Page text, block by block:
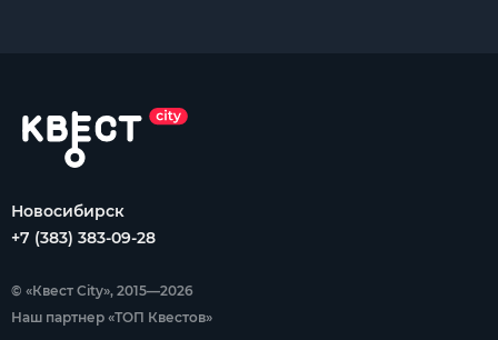
Новосибирск
+7 (383) 383-09-28
© «Квест City», 2015—2026
Наш партнер «ТОП Квестов»